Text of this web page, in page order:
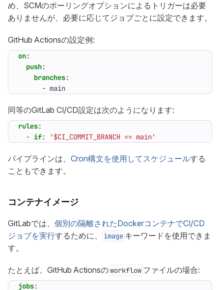
め、SCMのポーリングオプションによるトリガーは必要
ありませんが、必要に応じてジョブごとに設定できます。
GitHub Actionsの設定例:
on:
push:
branches:
- main
同等のGitLab CI/CD設定は次のようになります:
rules:
- if: '$CI_COMMIT_BRANCH == main'
パイプラインは、 Cron構文を使用してスケジュールする
こともできます。
コンテナイメージ
GitLabでは、 個別の隔離されたDockerコンテナでCI/CD
ジョブを実行するために、 image キーワードを使用できま
す。
たとえば、GitHub Actionsのworkflow ファイルの場合:
jobs: